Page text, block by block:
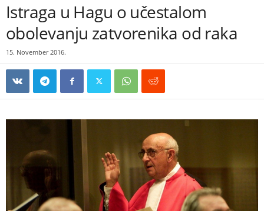
Istraga u Hagu o učestalom
obolevanju zatvorenika od raka
15. November 2016.